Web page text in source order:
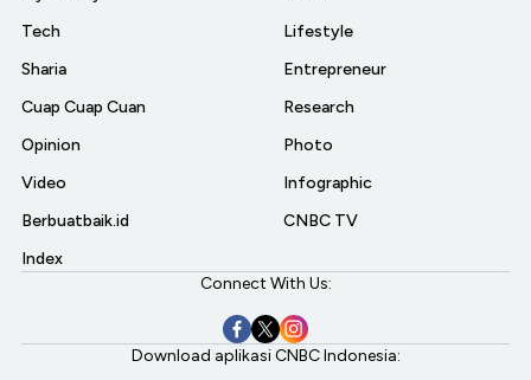
Tech
Sharia
Cuap Cuap Cuan
Opinion
Video
Berbuatbaik.id
Index
Lifestyle
Entrepreneur
Research
Photo
Infographic
CNBC TV
Connect With Us:
Download aplikasi CNBC Indonesia: